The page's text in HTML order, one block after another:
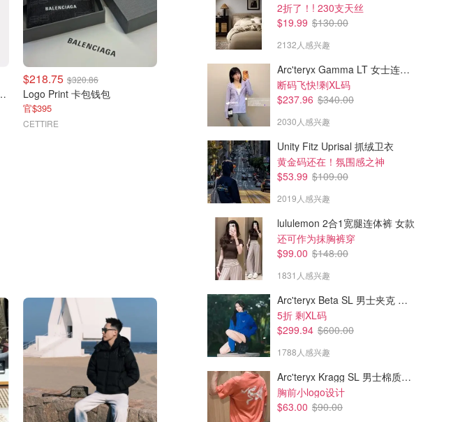
经典帆布卡包
$218.75 $320.86
Logo Print 卡包钱包
官$395
CETTIRE
$120.00
Coach COACH Bandit Card Case 卡包
141人感兴趣
$51.00
Zip Card Case 标志提花
之前卖$89
Coach Outlet
2折了！! 230支天丝
$19.99 $130.00
2132人感兴趣
Arc'teryx Gamma LT 女士连帽夹克
断码飞快!剩XL码
$237.96 $340.00
2030人感兴趣
Unity Fitz Uprisal 抓绒卫衣
黄金码还在！氛围感之神
$53.99 $109.00
2019人感兴趣
lululemon 2合1宽腿连体裤 女款
还可作为抹胸裤穿
$99.00 $148.00
1831人感兴趣
Arc'teryx Beta SL 男士夹克 黑色
5折 剩XL码
$299.94 $600.00
1788人感兴趣
Arc'teryx Kragg SL 男士棉质短袖T恤
胸前小logo设计
$63.00 $90.00